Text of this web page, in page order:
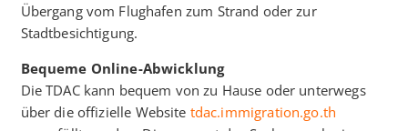
Aktualisiert am8 Apr. um 04:56 Uhr
Übergang vom Flughafen zum Strand oder zur
Stadtbesichtigung. ​
Bequeme Online-Abwicklung
Die TDAC kann bequem von zu Hause oder unterwegs
über die offizielle Website tdac.immigration.go.th